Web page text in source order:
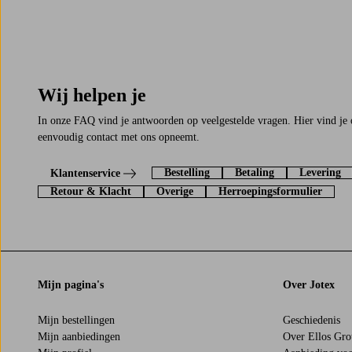
Wij helpen je
In onze FAQ vind je antwoorden op veelgestelde vragen. Hier vind
eenvoudig contact met ons opneemt.
Klantenservice Bestelling Betaling Levering
Retour & Klacht
Overige Herroepingsformulier
Mijn pagina's
Mijn bestellingen
Mijn aanbiedingen
Over Jotex
Geschiedenis
Over Ellos